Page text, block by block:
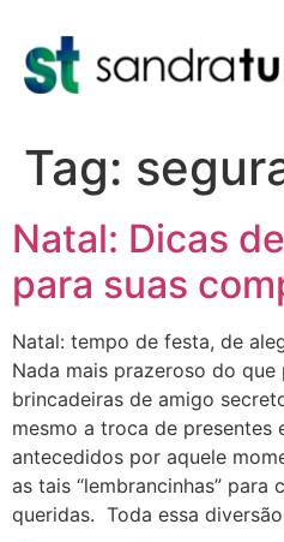
Tag:
Natal: Dicas
para suas
Natal: tempo de festa, de
Nada mais prazeroso do
brincadeiras de amigo
mesmo a troca de presentes
antecedidos por aquele
as tais “lembrancinhas” para
queridas. Toda essa